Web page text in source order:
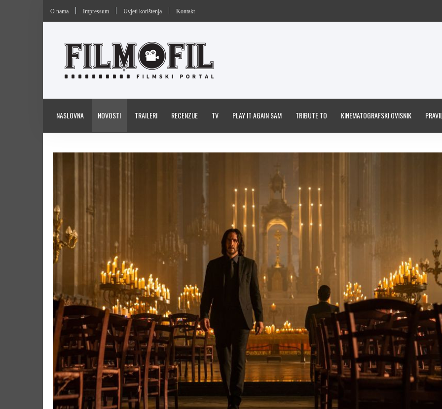
O nama Impressum Uvjeti korištenja Kontakt
NASLOVNA NOVOSTI TRAILERI RECENZIJE TV PLAY IT AGAIN SAM TRIBUTE TO KINEMATOGRAFSKI OVISNIK